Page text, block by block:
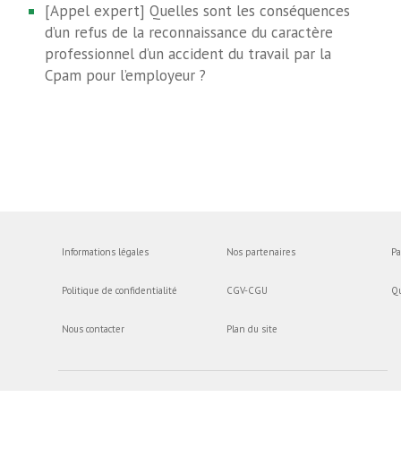
[Appel expert] Quelles sont les conséquences
d’un refus de la reconnaissance du caractère
professionnel d’un accident du travail par la
Cpam pour l’employeur ?
Informations légales
Politique de confidentialité
Nous contacter
Nos partenaires
CGV-CGU
Plan du site